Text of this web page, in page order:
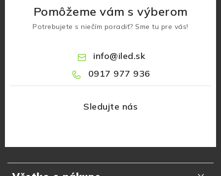
Pomôžeme vám s výberom
Potrebujete s niečím poradiť? Sme tu pre vás!
info@iled.sk
0917 977 936